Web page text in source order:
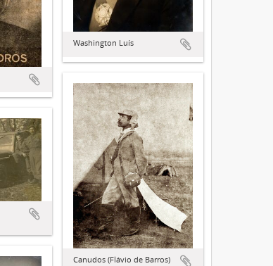
Washington Luís
Canudos (Flávio de Barros)